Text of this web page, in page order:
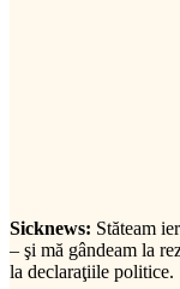
Sicknews: Stăteam
– şi mă gândeam la
la declaraţiile politice.